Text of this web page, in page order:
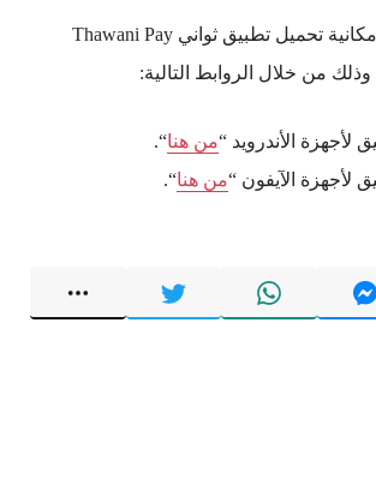
تتيح هذه الخدمة إمكانية تحميل تطبيق ثواني Thawani Pay
وذلك من خلال الروابط التالية:
لأجهزة الأندرويد “من هنا“.
لأجهزة الآيفون “من هنا“.